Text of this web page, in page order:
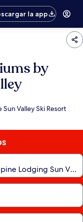
la app
by
Valley Ski Resort